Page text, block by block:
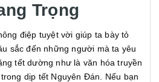
Trọng
điệp tuyệt vời giúp ta bày tỏ
sắc đến những người mà ta yêu
tết dường như là văn hóa truyền
dịp tết Nguyên Đán. Nếu bạn